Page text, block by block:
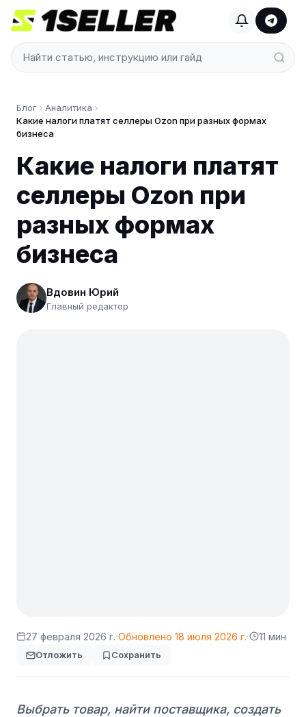
Блог
Аналитика
Какие налоги платят селлеры Ozon при разных формах
бизнеса
Какие налоги платят
селлеры Ozon при
разных формах
бизнеса
Вдовин Юрий
Главный редактор
27 февраля 2026 г.·Обновлено 18 июля 2026 г.· 11 мин
Отложить Сохранить
Выбрать товар, найти поставщика, создать